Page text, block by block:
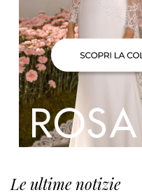
Le ultime notizie